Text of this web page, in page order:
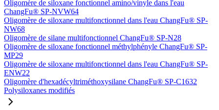
Oligomère de siloxane fonctionnel amino/vinyle dans l'eau
ChangFu® SP-NVW64
Oligomère de siloxane multifonctionnel dans l'eau ChangFu® SP-
NW68
Oligomère de silane multifonctionnel ChangFu® SP-N28
Oligomère de siloxane fonctionnel méthylphényle ChangFu® SP-
MP29
Oligomère de siloxane multifonctionnel dans l'eau ChangFu® SP-
ENW22
Oligomère d'hexadécyltriméthoxysilane ChangFu® SP-C1632
Polysiloxanes modifiés